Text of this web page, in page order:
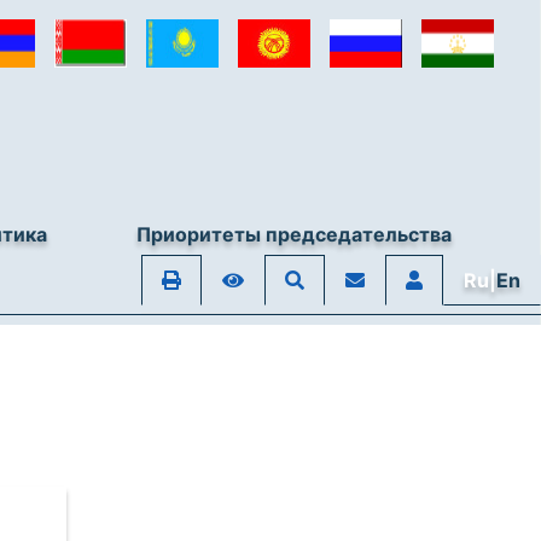
Приоритеты председательства
Ru|En